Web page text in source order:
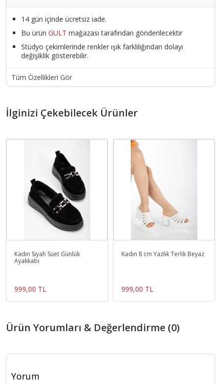
14 gün içinde ücretsiz iade.
Bu ürün GULT mağazası tarafından gönderilecektir
Stüdyo çekimlerinde renkler ışık farklılığından dolayı
değişiklik gösterebilir.
Tüm Özellikleri Gör
İlginizi Çekebilecek Ürünler
Kadın Siyah Süet Günlük
Ayakkabı
999,00 TL
Kadın 8 cm Yazlık Terlik Beyaz
999,00 TL
Ürün Yorumları & Değerlendirme (0)
Yorum